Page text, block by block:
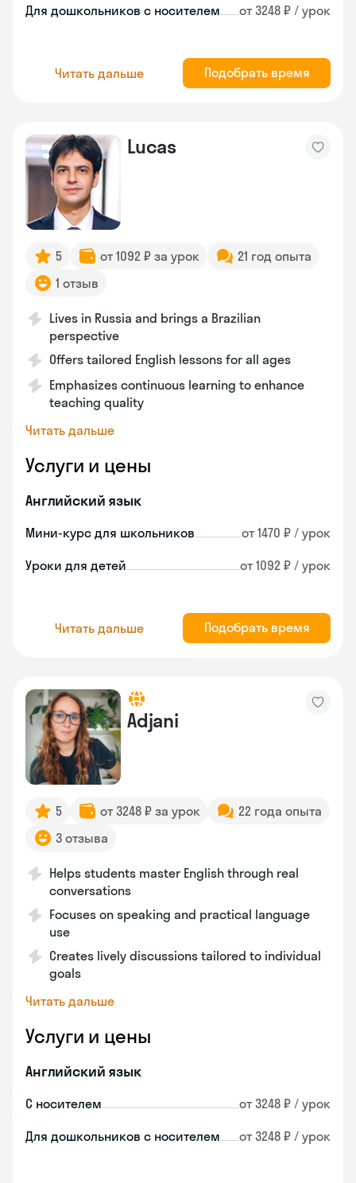
Для дошкольников с носителем от 3248 ₽ / урок
Читать дальше Подобрать время
Lucas
5 от 1092 ₽ за урок
21 год опыта
1 отзыв
Lives in Russia and brings a Brazilian
perspective
Offers tailored English lessons for all ages
Emphasizes continuous learning to enhance
teaching quality
Читать дальше
Услуги и цены
Английский язык
Мини-курс для школьников от 1470 ₽ / урок
Уроки для детей от 1092 ₽ / урок
Читать дальше Подобрать время
Adjani
5 от 3248 ₽ за урок
22 года опыта
3 отзыва
Helps students master English through real
conversations
Focuses on speaking and practical language
use
Creates lively discussions tailored to individual
goals
Читать дальше
Услуги и цены
Английский язык
С носителем от 3248 ₽ / урок
Для дошкольников с носителем от 3248 ₽ / урок